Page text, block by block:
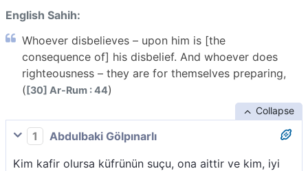
English Sahih:
Whoever disbelieves – upon him is [the
consequence of] his disbelief. And whoever does
righteousness – they are for themselves preparing,
([30] Ar-Rum : 44)
Collapse
1
Abdulbaki Gölpınarlı
Kim kafir olursa küfrünün suçu, ona aittir ve kim, iyi